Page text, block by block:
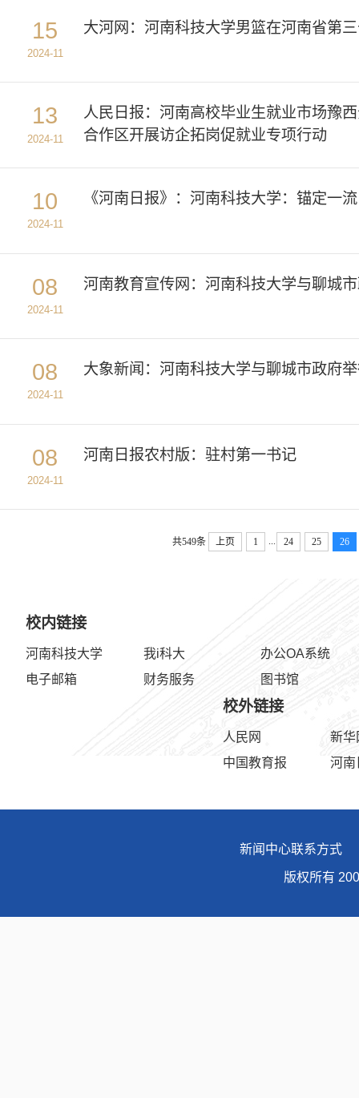
15
2024-11
大河网：河南科技大学男篮在河南省第
13
2024-11
人民日报：河南高校毕业生就业市场豫
合作区开展访企拓岗促就业专项行动
10
2024-11
《河南日报》：河南科技大学：锚定一
08
2024-11
河南教育宣传网：河南科技大学与聊城
08
2024-11
大象新闻：河南科技大学与聊城市政府
08
2024-11
河南日报农村版：驻村第一书记
共549条 上页 1 ... 24 25 26
校内链接
河南科技大学 我i科大
办公OA系统
电子邮箱
财务服务 图书馆
校外链接
人民网
新华
中国教育报
河南
新闻中心联系方式
版权所有